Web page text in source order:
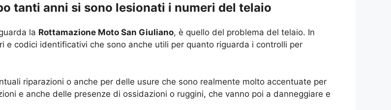
tanti anni si sono lesionati i numeri del telaio
la Rottamazione Moto San Giuliano, è quello del problema del telaio. In
e codici identificativi che sono anche utili per quanto riguarda i controlli per
riparazioni o anche per delle usure che sono realmente molto accentuate per
e anche delle presenze di ossidazioni o ruggini, che vanno poi a danneggiare e